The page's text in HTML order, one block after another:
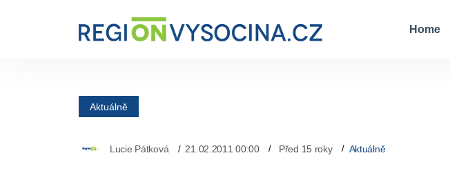
Home
Aktuálně
Lucie Pátková 21.02.2011 00:00 Před 15 roky Aktuálně